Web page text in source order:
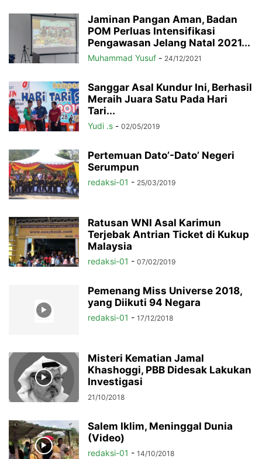
Jaminan Pangan Aman, Badan
POM Perluas Intensifikasi
Pengawasan Jelang Natal 2021...
Muhammad Yusuf - 24/12/2021
Sanggar Asal Kundur Ini, Berhasil
Meraih Juara Satu Pada Hari
Tari...
Yudi .s - 02/05/2019
Pertemuan Dato’-Dato’ Negeri
Serumpun
redaksi-01 - 25/03/2019
Ratusan WNI Asal Karimun
Terjebak Antrian Ticket di Kukup
Malaysia
redaksi-01 - 07/02/2019
Pemenang Miss Universe 2018,
yang Diikuti 94 Negara
redaksi-01 - 17/12/2018
Misteri Kematian Jamal
Khashoggi, PBB Didesak Lakukan
Investigasi
21/10/2018
Salem Iklim, Meninggal Dunia
(Video)
redaksi-01 - 14/10/2018